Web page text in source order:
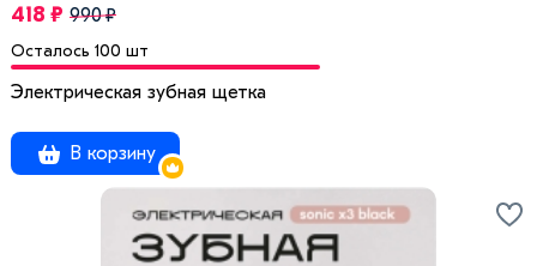
418 ₽ 990 ₽
Осталось 100 шт
Электрическая зубная щетка
В корзину